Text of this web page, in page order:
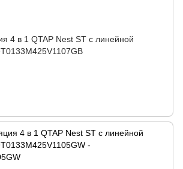
4 в 1 QTAP Nest ST с линейной